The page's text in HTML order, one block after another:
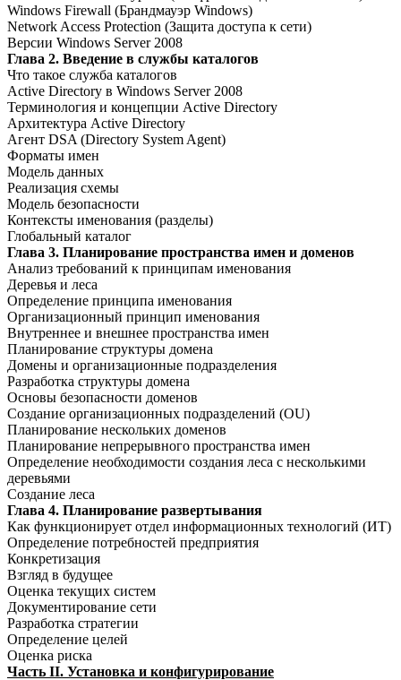
Windows Firewall (Брандмауэр Windows)
Network Access Protection (Защита доступа к сети)
Версии Windows Server 2008
Глава 2. Введение в службы каталогов
Что такое служба каталогов
Active Directory в Windows Server 2008
Терминология и концепции Active Directory
Архитектура Active Directory
Агент DSA (Directory System Agent)
Форматы имен
Модель данных
Реализация схемы
Модель безопасности
Контексты именования (разделы)
Глобальный каталог
Глава 3. Планирование пространства имен и доменов
Анализ требований к принципам именования
Деревья и леса
Определение принципа именования
Организационный принцип именования
Внутреннее и внешнее пространства имен
Планирование структуры домена
Домены и организационные подразделения
Разработка структуры домена
Основы безопасности доменов
Создание организационных подразделений (OU)
Планирование нескольких доменов
Планирование непрерывного пространства имен
Определение необходимости создания леса с несколькими
деревьями
Создание леса
Глава 4. Планирование развертывания
Как функционирует отдел информационных технологий (ИТ)
Определение потребностей предприятия
Конкретизация
Взгляд в будущее
Оценка текущих систем
Документирование сети
Разработка стратегии
Определение целей
Оценка риска
Часть II. Установка и конфигурирование